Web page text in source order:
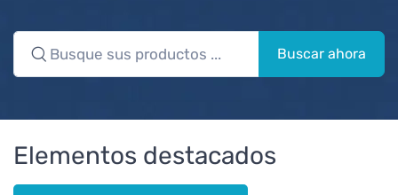
Buscar ahora
Elementos destacados